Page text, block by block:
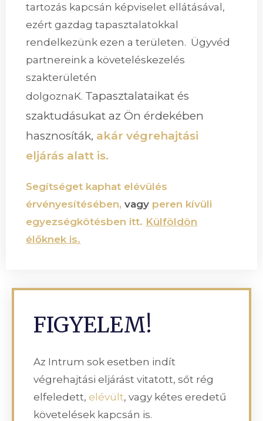
tartozás kapcsán képviselet ellátásával,
ezért gazdag tapasztalatokkal
rendelkezünk ezen a területen. Ügyvéd
partnereink a követeléskezelés
szakterületén
dolgoznaK. Tapasztalataikat és
szaktudásukat az Ön érdekében
hasznosíták, akár végrehajtási
eljárás alatt is.
Segítséget kaphat elévülés
érvényesítésében, vagy peren kívüli
egyezségkötésben itt. Külföldön
élőknek is.
FIGYELEM!
Az Intrum sok esetben indít
végrehajtási eljárást vitatott, sőt rég
elfeledett, elévült, vagy kétes eredetű
követelések kapcsán is.